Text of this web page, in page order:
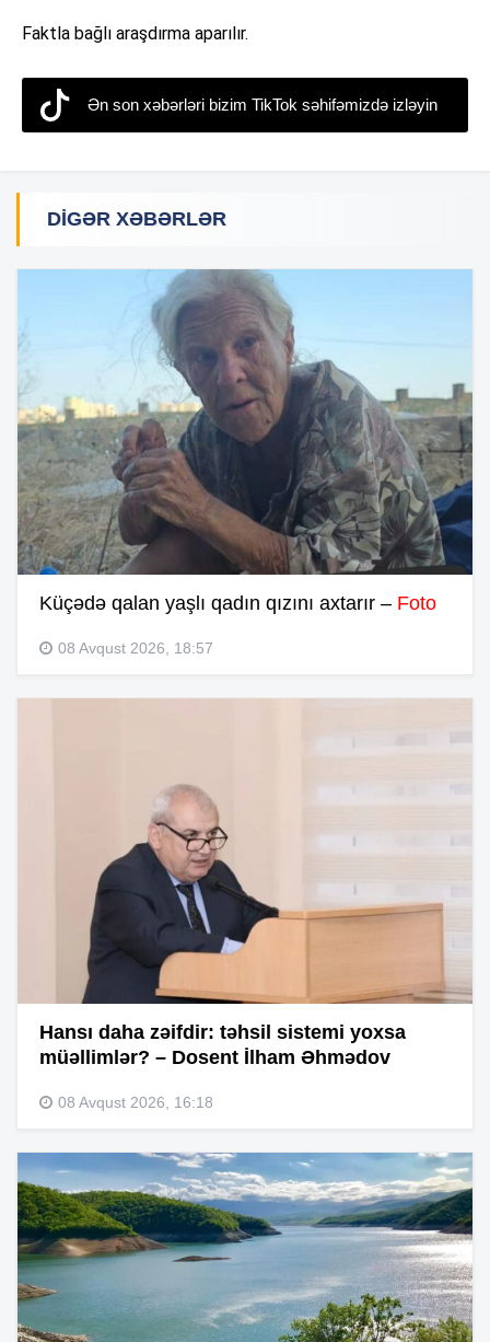
Faktla bağlı araşdırma aparılır.
Ən son xəbərləri bizim TikTok səhifəmizdə izləyin
DIGƏR XƏBƏRLƏR
Küçədə qalan yaşlı qadın qızını axtarır – Foto
08 Avqust 2026, 18:57
Hansı daha zəifdir: təhsil sistemi yoxsa
müəllimlər? – Dosent İlham Əhmədov
08 Avqust 2026, 16:18